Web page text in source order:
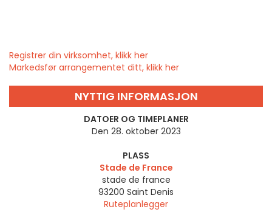
Registrer din virksomhet, klikk her
Markedsfør arrangementet ditt, klikk her
NYTTIG INFORMASJON
DATOER OG TIMEPLANER
Den 28. oktober 2023
PLASS
Stade de France
stade de france
93200 Saint Denis
Ruteplanlegger